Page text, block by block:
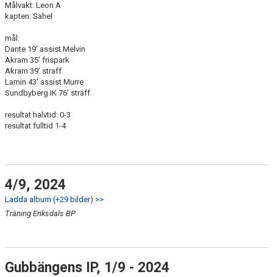
Målvakt: Leon A
kapten: Sahel
mål:
Dante 19’ assist Melvin
Akram 35’ frispark
Akram 39’ straff
Lamin 43’ assist Murre
Sundbyberg IK 76’ straff
resultat halvtid: 0-3
resultat fulltid 1-4
4/9, 2024
Ladda album (+29 bilder) >>
Träning Eriksdals BP
Gubbängens IP, 1/9 - 2024